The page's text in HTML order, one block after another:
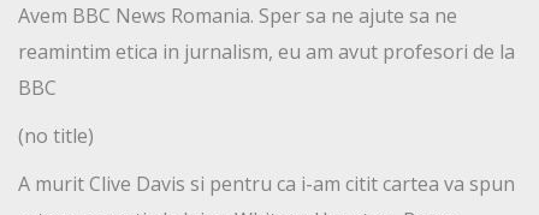
Avem BBC News Romania. Sper sa ne ajute sa ne
reamintim etica in jurnalism, eu am avut profesori de la
BBC
(no title)
A murit Clive Davis si pentru ca i-am citit cartea va spun